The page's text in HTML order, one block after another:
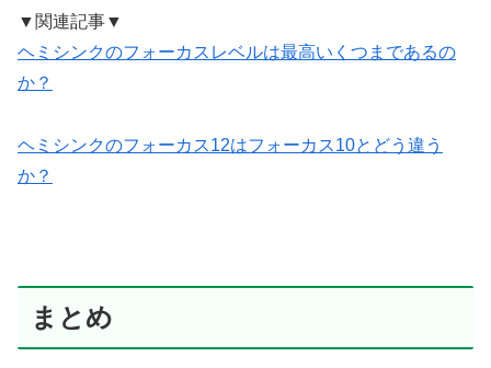
▼関連記事▼
ヘミシンクのフォーカスレベルは最高いくつまであるの
か？
ヘミシンクのフォーカス12はフォーカス10とどう違う
か？
まとめ